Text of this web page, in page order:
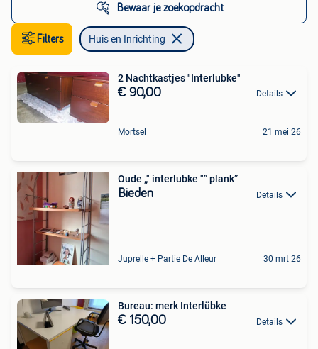
Bewaar je zoekopdracht
Filters Huis en Inrichting
2 Nachtkastjes "Interlubke"
€ 90,00 Details
Mortsel 21 mei 26
Oude „" interlubke "” plank”
Bieden Details
Juprelle + Partie De Alleur 30 mrt 26
Bureau: merk Interlübke
€ 150,00 Details